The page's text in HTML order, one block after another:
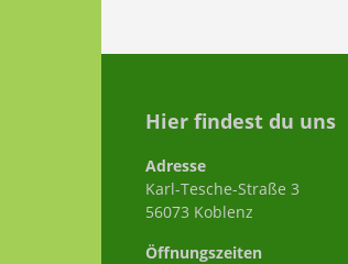
Hier findest du uns
Adresse
Karl-Tesche-Straße 3
56073 Koblenz
Öffnungszeiten